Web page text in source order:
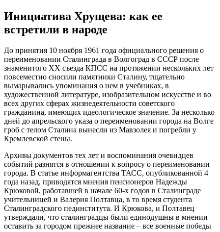
Инициатива Хрущева: как ее
встретили в народе
До принятия 10 ноября 1961 года официального решения о
переименовании Сталинграда в Волгоград в СССР после
знаменитого ХХ съезда КПСС на протяжении нескольких лет
повсеместно сносили памятники Сталину, тщательно
вымарывались упоминания о нем в учебниках, в
художественной литературе, изобразительном искусстве и во
всех других сферах жизнедеятельности советского
гражданина, имеющих идеологическое значение. За несколько
дней до апрельского указа о переименовании города на Волге
гроб с телом Сталина вынесли из Мавзолея и погребли у
Кремлевской стены.
Архивы документов тех лет и воспоминания очевидцев
событий разнятся в отношении к вопросу о переименовании
города. В статье информагентства ТАСС, опубликованной 4
года назад, приводятся мнения пенсионеров Надежды
Крюковой, работавшей в начале 60-х годов в Сталинграде
учительницей и Валерия Полтавца, в то время студента
Сталинградского пединститута. И Крюкова, и Полтавец
утверждали, что сталинградцы были единодушны в мнении
оставить за городом прежнее название – все военные победы